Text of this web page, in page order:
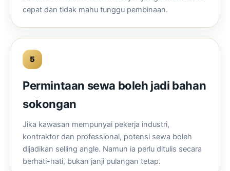
cepat dan tidak mahu tunggu pembinaan.
5
Permintaan sewa boleh jadi bahan
sokongan
Jika kawasan mempunyai pekerja industri,
kontraktor dan professional, potensi sewa boleh
dijadikan selling angle. Namun ia perlu ditulis secara
berhati-hati, bukan janji pulangan tetap.